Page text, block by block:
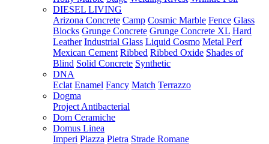
DIESEL LIVING
Arizona Concrete Camp Cosmic Marble Fence Glass
Blocks Grunge Concrete Grunge Concrete XL Hard
Leather Industrial Glass Liquid Cosmo Metal Perf
Mexican Cement Ribbed Ribbed Oxide Shades of
Blind Solid Concrete Synthetic
DNA
Eclat Enamel Fancy Match Terrazzo
Dogma
Project Antibacterial
Dom Ceramiche
Domus Linea
Imperi Piazza Pietra Strade Romane